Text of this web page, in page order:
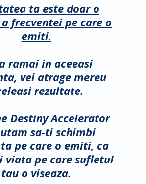
ta este doar o
frecventei pe care o
emiti.
ramai in aceeasi
vei atrage mereu
rezultate.
Destiny Accelerator
sa-ti schimbi
pe care o emiti, ca
viata pe care sufletul
tau o viseaza.